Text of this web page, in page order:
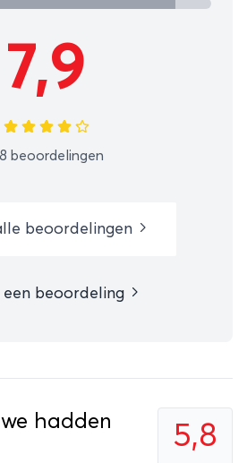
7,9
beoordelingen
beoordelingen
een beoordeling
5,8
hadden